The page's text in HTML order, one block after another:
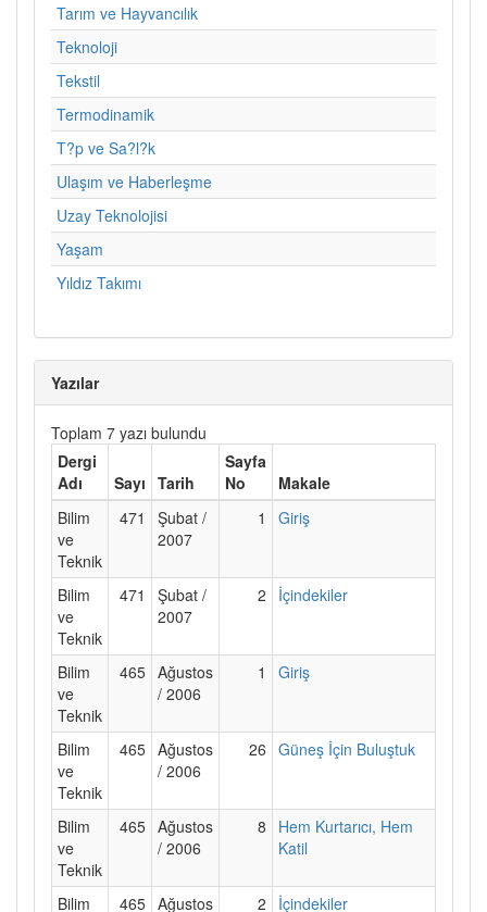
Tarım ve Hayvancılık
Teknoloji
Tekstil
Termodinamik
T?p ve Sa?l?k
Ulaşım ve Haberleşme
Uzay Teknolojisi
Yaşam
Yıldız Takımı
Yazılar
Toplam 7 yazı bulundu
Dergi
Adı
Sayı Tarih
Sayfa
No
Makale
Bilim
ve
Teknik
471
Şubat /
2007
1 Giriş
Bilim
ve
Teknik
471
Şubat /
2007
2 İçindekiler
Bilim
ve
Teknik
465 Ağustos
/ 2006
1 Giriş
Bilim
ve
Teknik
465 Ağustos
/ 2006
26 Güneş İçin Buluştuk
Bilim
ve
Teknik
465 Ağustos
/ 2006
8
Hem Kurtarıcı, Hem
Katil
Bilim 465 Ağustos 2 İçindekiler